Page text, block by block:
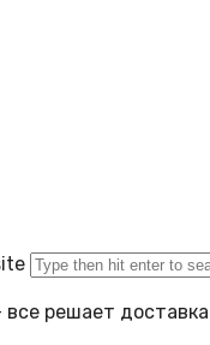
все решает доставка